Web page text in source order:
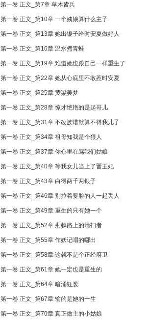
第一卷 正文_第7章 草木皆兵
第一卷 正文_第10章 一个姨娘算什么主子
第一卷 正文_第13章 她出银子给时安夏做好人
第一卷 正文_第16章 温水煮青蛙
第一卷 正文_第19章 难道她也跟自己一样重生了
第一卷 正文_第22章 她从心底里不敢惹时安夏
第一卷 正文_第25章 黄粱美梦
第一卷 正文_第28章 惊才绝艳的是起哥儿
第一卷 正文_第31章 不改族谱就算不得我儿子
第一卷 正文_第34章 祖母知我是个狠人
第一卷 正文_第37章 你心里在骂我们姑娘
第一卷 正文_第40章 等我女儿当上了晋王妃
第一卷 正文_第43章 白得两千两银子
第一卷 正文_第46章 别拉着要脸的人一起丢人
第一卷 正文_第49章 重生的只有她一个
第一卷 正文_第52章 荆棘路上的清扫者
第一卷 正文_第55章 作妖记唱的哪出
第一卷 正文_第58章 这就不是个正经府卫
第一卷 正文_第61章 她一定也是重生的
第一卷 正文_第64章 暗涌狂袭
第一卷 正文_第67章 输的是她的一生
第一卷 正文_第70章 真正做主的小姑娘